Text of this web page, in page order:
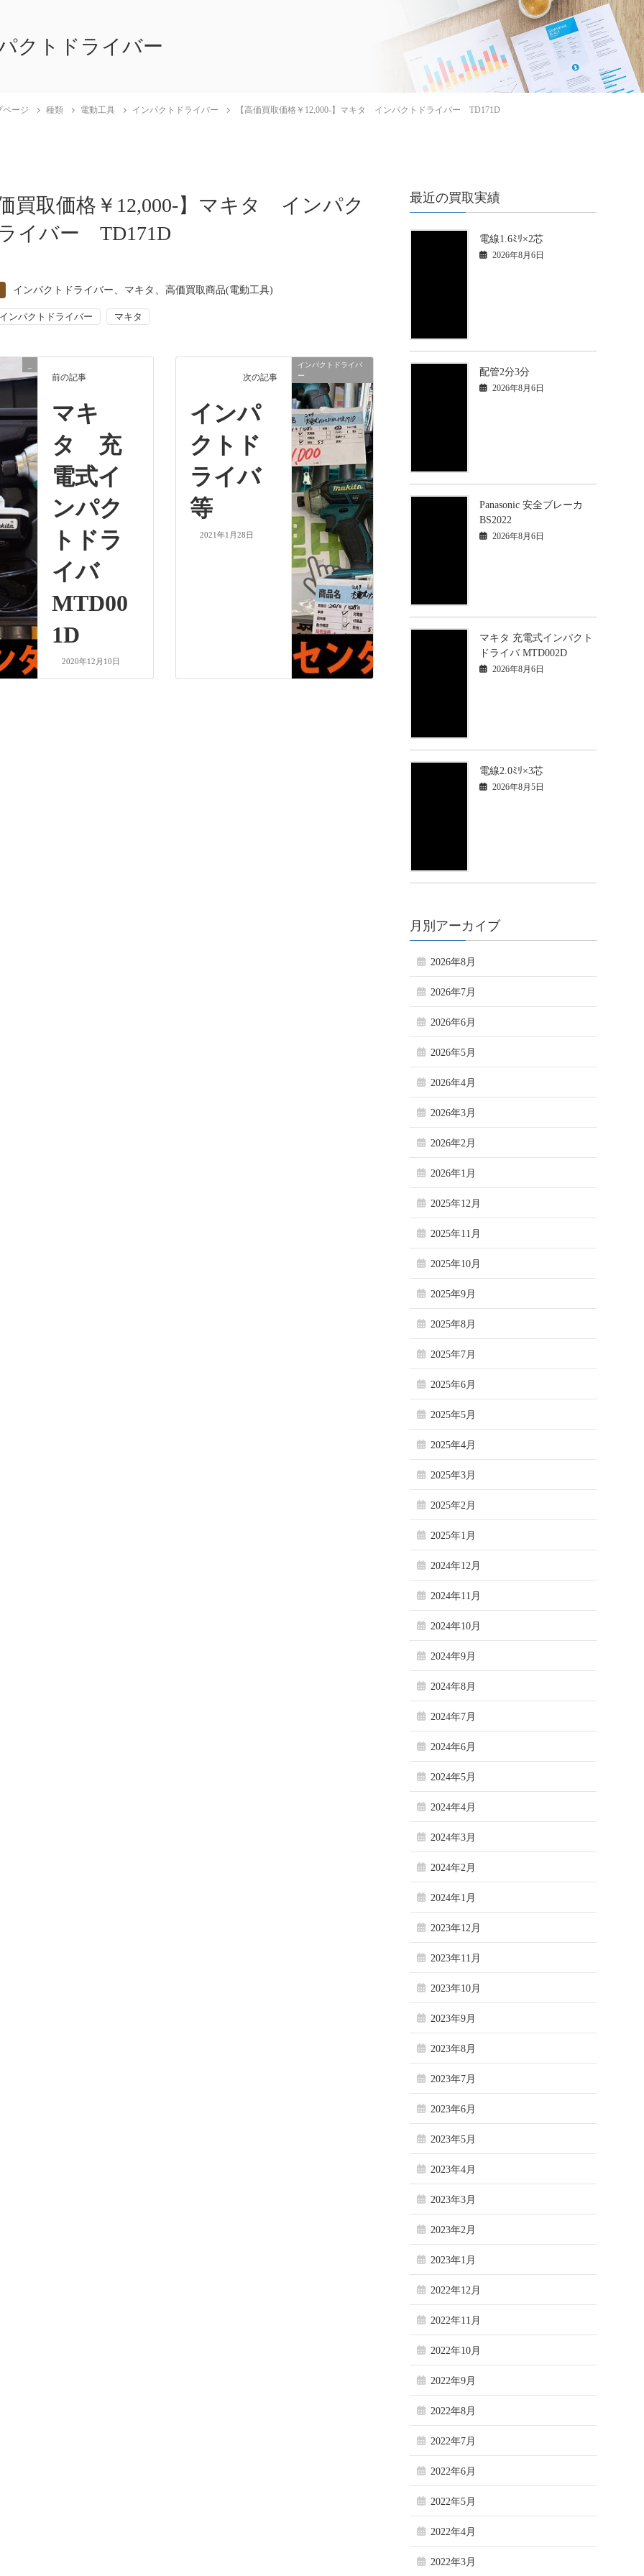
クトドライバー
ページ 種類 電動工具 インパクトドライバー 【高価買取価格￥12,000-】マキタ インパクトドライバー TD171D
買取価格￥12,000-】マキタ インパク
イバー TD171D
インパクトドライバー 、 マキタ 、高価買取商品(電動工具)
インパクトドライバー マキタ
前の記事
マキ
タ 充
電式イ
ンパク
トドラ
イバ
MTD00
1D
2020年12月10日
インパクトドライバ
ー
次の記事
インパ
クトド
ライバ
等
2021年1月28日
最近の買取実績
電線1.6ﾐﾘ×2芯
2026年8月6日
配管2分3分
2026年8月6日
Panasonic 安全ブレーカ
BS2022
2026年8月6日
マキタ 充電式インパクト
ドライバ MTD002D
2026年8月6日
電線2.0ﾐﾘ×3芯
2026年8月5日
月別アーカイブ
2026年8月
2026年7月
2026年6月
2026年5月
2026年4月
2026年3月
2026年2月
2026年1月
2025年12月
2025年11月
2025年10月
2025年9月
2025年8月
2025年7月
2025年6月
2025年5月
2025年4月
2025年3月
2025年2月
2025年1月
2024年12月
2024年11月
2024年10月
2024年9月
2024年8月
2024年7月
2024年6月
2024年5月
2024年4月
2024年3月
2024年2月
2024年1月
2023年12月
2023年11月
2023年10月
2023年9月
2023年8月
2023年7月
2023年6月
2023年5月
2023年4月
2023年3月
2023年2月
2023年1月
2022年12月
2022年11月
2022年10月
2022年9月
2022年8月
2022年7月
2022年6月
2022年5月
2022年4月
2022年3月